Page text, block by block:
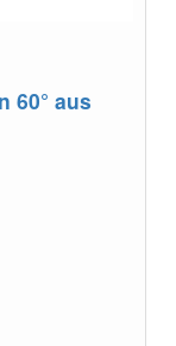
60° aus